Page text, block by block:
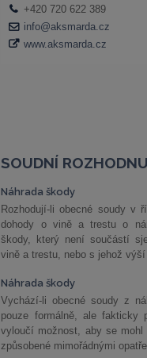
SOUDNÍ
Náhrada škody
Rozhodují-li obecné soudy v
dohody o vině a trestu o
škody, který není součástí
vině a trestu, nebo s jehož
Náhrada škody
Vychází-li obecné soudy z
pouze formálně, ale fakticky
vyloučí možnost, aby se mohl
způsobené mimořádnými